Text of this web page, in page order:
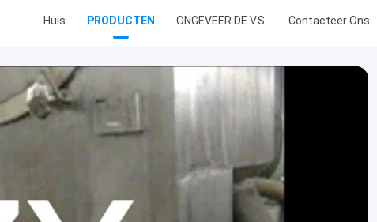
Huis PRODUCTEN ONGEVEER DE V.S. Contacteer Ons